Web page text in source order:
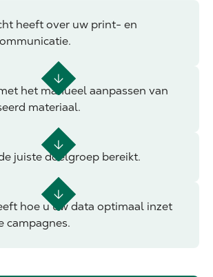
heeft over uw print- en
het manueel aanpassen van
materiaal.
juiste doelgroep bereikt.
hoe u uw data optimaal inzet
campagnes.